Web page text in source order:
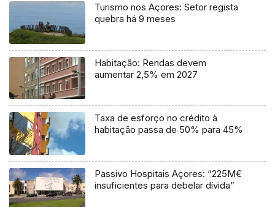
Turismo nos Açores: Setor regista
quebra há 9 meses
Habitação: Rendas devem
aumentar 2,5% em 2027
Taxa de esforço no crédito à
habitação passa de 50% para 45%
Passivo Hospitais Açores: “225M€
insuficientes para debelar dívida”